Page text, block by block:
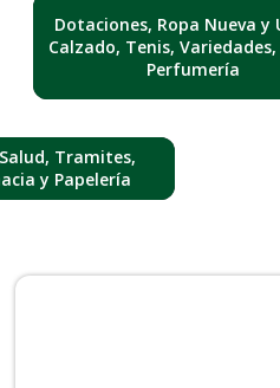
Dotaciones, Ropa Nueva y
Calzado, Tenis,
Perfumería
Tramites,
y Papelería